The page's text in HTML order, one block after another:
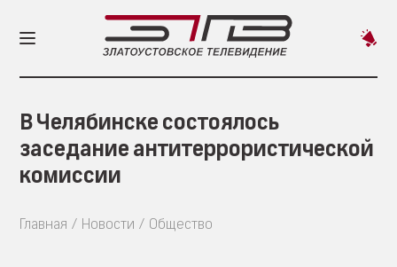
В Челябинске состоялось
заседание антитеррористической
комиссии
Главная Новости Общество